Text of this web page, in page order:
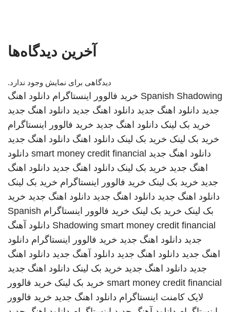
آخرین دیدگاه‌ها
دیدگاهی برای نمایش وجود ندارد.
Spanish Shadowing خرید فالوور اینستاگرام دانلود اهنگ
جدید دانلود اهنگ جدید دانلود اهنگ جدید دانلود اهنگ جدید
خرید بک لینک دانلود اهنگ جدید خرید فالوور اینستاگرام
خرید بک لینک خرید بک لینک دانلود اهنگ دانلود اهنگ جدید
دانلود اهنگ جدید smart money credit financial دانلود
اهنگ جدید خرید بک لینک دانلود اهنگ جدید دانلود اهنگ
جدید خرید بک لینک خرید فالوور اینستاگرام خرید بک لینک
دانلود اهنگ جدید دانلود اهنگ جدید دانلود اهنگ جدید خرید
بک لینک خرید بک لینک خرید فالوور اینستاگرام Spanish
Shadowing smart money credit financial
دانلود آهنگ
جدید دانلود اهنگ جدید خرید فالوور اینستاگرام دانلود
اهنگ جدید دانلود اهنگ جدید دانلود آهنگ جدید دانلود اهنگ
جدید دانلود اهنگ جدید خرید بک لینک دانلود اهنگ جدید
smart money credit financial خرید بک لینک خرید فالوور
لایک کامنت اینستاگرام دانلود اهنگ جدید خرید فالوور